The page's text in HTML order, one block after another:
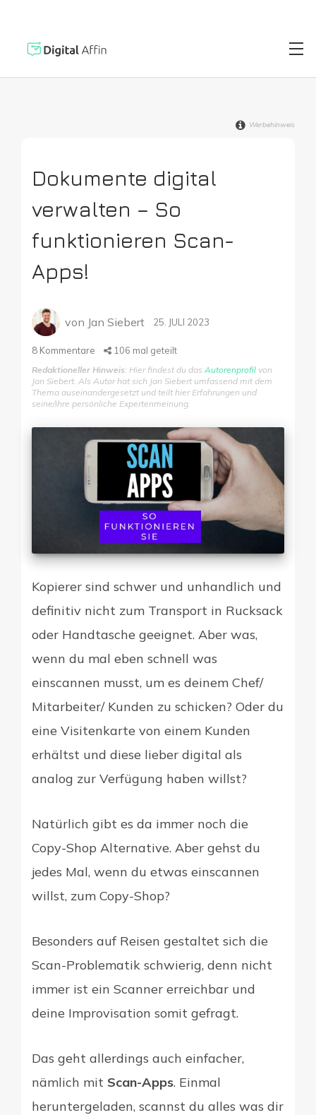
SOFTWARE-BLOG
Digitaler
Digitale
Werbehinweis
Dokumente digital
verwalten – So
funktionieren Scan-
Apps!
von Jan Siebert 25. JULI 2023
8 Kommentare 106 mal geteilt
Redaktioneller Hinweis: Hier findest du das Autorenprofil von
Jan Siebert. Als Autor hat sich Jan Siebert umfassend mit dem
Thema auseinandergesetzt und teilt hier Erfahrungen und
seine/ihre persönliche Expertenmeinung.
Kopierer sind schwer und unhandlich und
definitiv nicht zum Transport in Rucksack
oder Handtasche geeignet. Aber was,
wenn du mal eben schnell was
einscannen musst, um es deinem Chef/
Mitarbeiter/ Kunden zu schicken? Oder du
eine Visitenkarte von einem Kunden
erhältst und diese lieber digital als
analog zur Verfügung haben willst?
Natürlich gibt es da immer noch die
Copy-Shop Alternative. Aber gehst du
jedes Mal, wenn du etwas einscannen
willst, zum Copy-Shop?
Besonders auf Reisen gestaltet sich die
Scan-Problematik schwierig, denn nicht
immer ist ein Scanner erreichbar und
deine Improvisation somit gefragt.
Das geht allerdings auch einfacher,
nämlich mit Scan-Apps. Einmal
heruntergeladen, scannst du alles was dir